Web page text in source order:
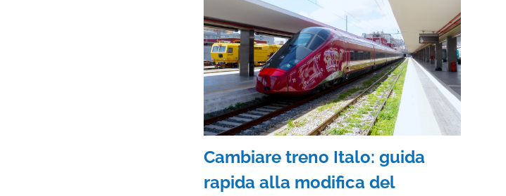
Cambiare treno Italo: guida
rapida alla modifica del